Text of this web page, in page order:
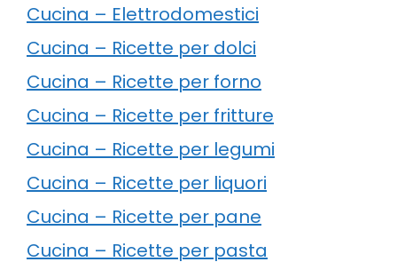
Cucina – Elettrodomestici
Cucina – Ricette per dolci
Cucina – Ricette per forno
Cucina – Ricette per fritture
Cucina – Ricette per legumi
Cucina – Ricette per liquori
Cucina – Ricette per pane
Cucina – Ricette per pasta